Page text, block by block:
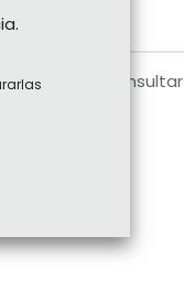
producto, consultar